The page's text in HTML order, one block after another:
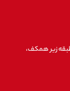
زیر همکف،